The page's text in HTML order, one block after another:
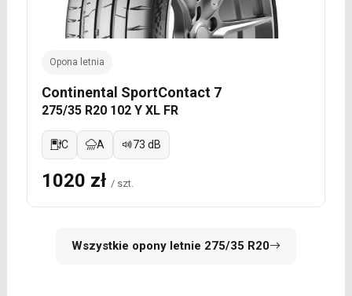
Opona letnia
Continental SportContact 7
275/35 R20 102 Y XL FR
C A 73 dB
1020 zł / szt.
Wszystkie opony letnie 275/35 R20